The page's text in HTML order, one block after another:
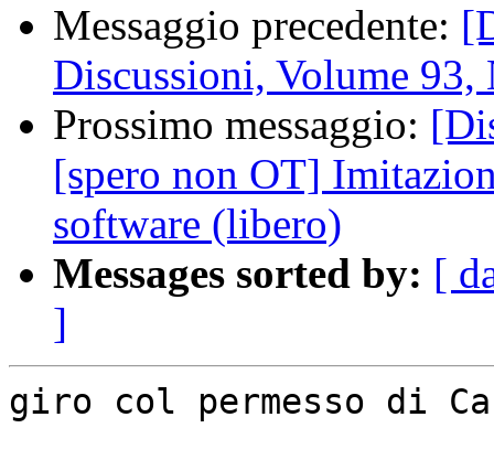
Messaggio precedente:
Discussioni, Volume 93,
Prossimo messaggio:
[spero non OT]
software (libero)
Messages sorted by: [
]
giro col permesso di